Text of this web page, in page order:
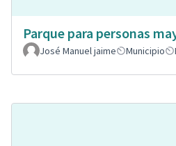
Parque para personas
José Manuel jaime
Municipio